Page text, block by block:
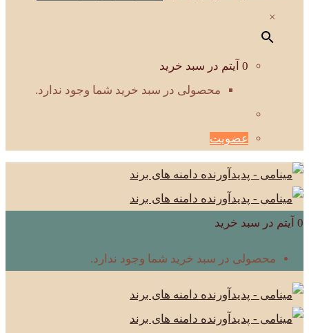
×
0 آیتم در سبد خرید
محصولی در سبد خرید شما وجود ندارد.
عضویت
0 آیتم در سبد خرید
محصولی در سبد خرید شما وجود ندارد.